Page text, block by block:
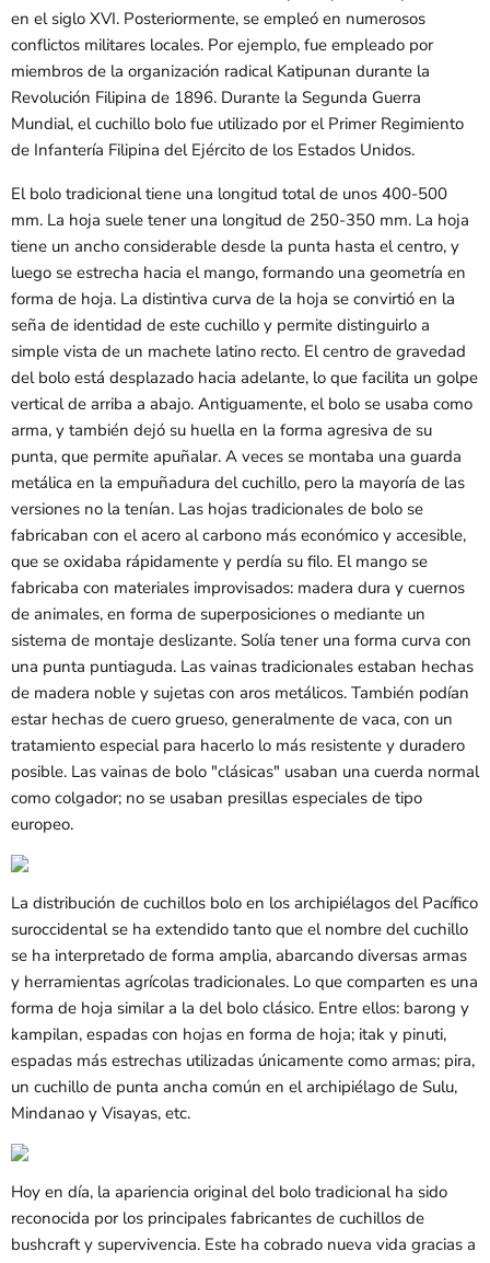
en el siglo XVI. Posteriormente, se empleó en numerosos
conflictos militares locales. Por ejemplo, fue empleado por
miembros de la organización radical Katipunan durante la
Revolución Filipina de 1896. Durante la Segunda Guerra
Mundial, el cuchillo bolo fue utilizado por el Primer Regimiento
de Infantería Filipina del Ejército de los Estados Unidos.
El bolo tradicional tiene una longitud total de unos 400-500
mm. La hoja suele tener una longitud de 250-350 mm. La hoja
tiene un ancho considerable desde la punta hasta el centro, y
luego se estrecha hacia el mango, formando una geometría en
forma de hoja. La distintiva curva de la hoja se convirtió en la
seña de identidad de este cuchillo y permite distinguirlo a
simple vista de un machete latino recto. El centro de gravedad
del bolo está desplazado hacia adelante, lo que facilita un golpe
vertical de arriba a abajo. Antiguamente, el bolo se usaba como
arma, y ​​también dejó su huella en la forma agresiva de su
punta, que permite apuñalar. A veces se montaba una guarda
metálica en la empuñadura del cuchillo, pero la mayoría de las
versiones no la tenían. Las hojas tradicionales de bolo se
fabricaban con el acero al carbono más económico y accesible,
que se oxidaba rápidamente y perdía su filo. El mango se
fabricaba con materiales improvisados: madera dura y cuernos
de animales, en forma de superposiciones o mediante un
sistema de montaje deslizante. Solía ​​tener una forma curva con
una punta puntiaguda. Las vainas tradicionales estaban hechas
de madera noble y sujetas con aros metálicos. También podían
estar hechas de cuero grueso, generalmente de vaca, con un
tratamiento especial para hacerlo lo más resistente y duradero
posible. Las vainas de bolo "clásicas" usaban una cuerda normal
como colgador; no se usaban presillas especiales de tipo
europeo.
La distribución de cuchillos bolo en los archipiélagos del Pacífico
suroccidental se ha extendido tanto que el nombre del cuchillo
se ha interpretado de forma amplia, abarcando diversas armas
y herramientas agrícolas tradicionales. Lo que comparten es una
forma de hoja similar a la del bolo clásico. Entre ellos: barong y
kampilan, espadas con hojas en forma de hoja; itak y pinuti,
espadas más estrechas utilizadas únicamente como armas; pira,
un cuchillo de punta ancha común en el archipiélago de Sulu,
Mindanao y Visayas, etc.
Hoy en día, la apariencia original del bolo tradicional ha sido
reconocida por los principales fabricantes de cuchillos de
bushcraft y supervivencia. Este ha cobrado nueva vida gracias a